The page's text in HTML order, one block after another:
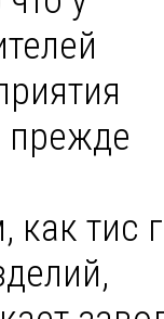
прежде
как тис